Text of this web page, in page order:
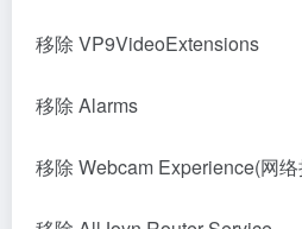
移除 VP9VideoExtensions
移除 Alarms
移除 Webcam Experience(网